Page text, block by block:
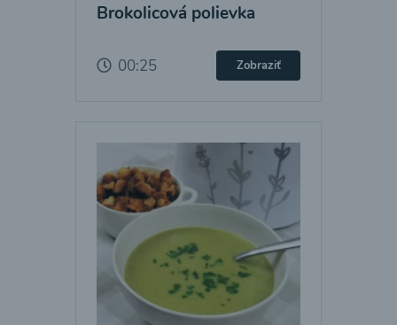
Brokolicová polievka
00:25 Zobraziť